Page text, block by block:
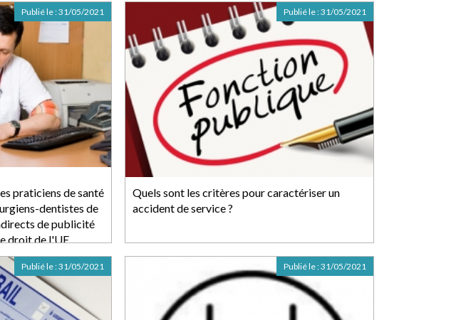
praticiens de santé
dentistes de
de publicité
droit de l'UE
Publié le :31/05/2021
Quels sont les critères pour caractériser un
accident de service ?
Publié le :31/05/2021
Publié le :31/05/2021 Publié le :31/05/2021